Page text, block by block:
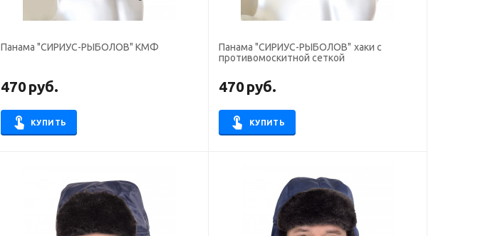
Панама "СИРИУС-РЫБОЛОВ" КМФ
470руб.
КУПИТЬ
Панама "СИРИУС-РЫБОЛОВ" хаки с
противомоскитной сеткой
470руб.
КУПИТЬ